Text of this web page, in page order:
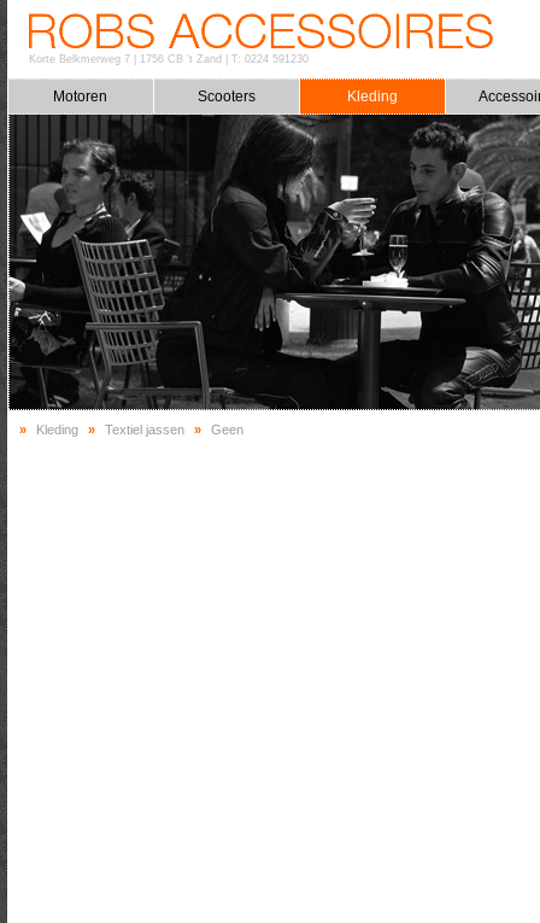
Korte Belkmerweg 7| 1756 CB 't Zand T: 0224 591230
Motoren Scooters Kleding
» Kleding » Textiel jassen » Geen